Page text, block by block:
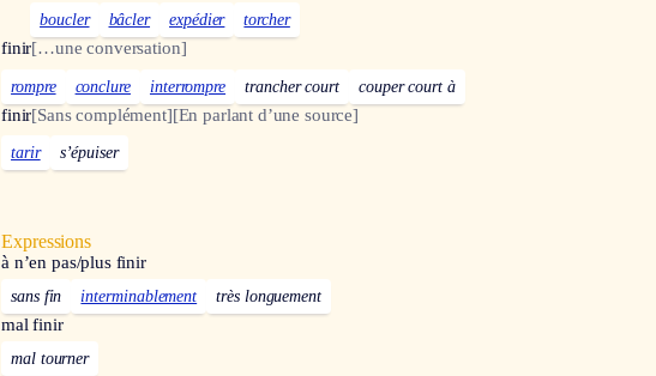
boucler bâcler expédier torcher
finir[…une conversation]
rompre conclure interrompre trancher court couper court à
finir[Sans complément][En parlant d’une source]
tarir s’épuiser
Expressions
à n’en pas/plus finir
sans fin interminablement très longuement
mal finir
mal tourner